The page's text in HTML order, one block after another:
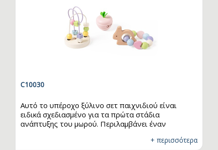
C10030
Αυτό το υπέροχο ξύλινο σετ παιχνιδιού είναι
ειδικά σχεδιασμένο για τα πρώτα στάδια
ανάπτυξης του μωρού. Περιλαμβάνει έναν
+ περισσότερα